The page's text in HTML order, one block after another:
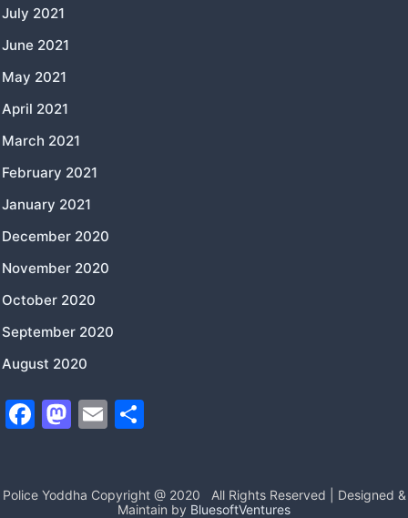
July 2021
June 2021
May 2021
April 2021
March 2021
February 2021
January 2021
December 2020
November 2020
October 2020
September 2020
August 2020
F
e
M
o
E
l
e
Police Yoddha Copyright @ 2020
All Rights Reserved | Designed &
Maintain by BluesoftVentures